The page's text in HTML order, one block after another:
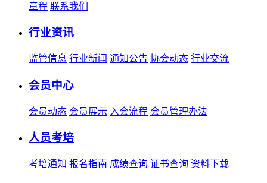
章程 联系我们
行业资讯
监管信息 行业新闻 通知公告 协会动态 行业交流
会员中心
会员动态 会员展示 入会流程 会员管理办法
人员考培
考培通知 报名指南 成绩查询 证书查询 资料下载